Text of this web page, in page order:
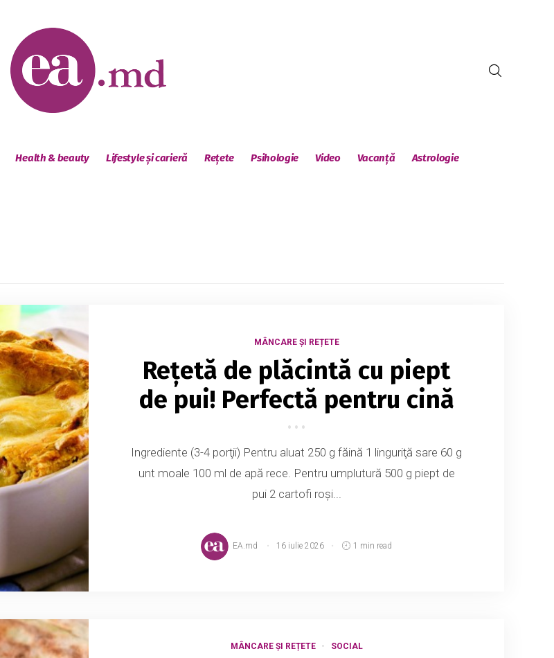
Health & beauty Lifestyle și carieră Rețete Psihologie Video Vacanță Astrologie
MÂNCARE ȘI REȚETE
Rețetă de plăcintă cu piept
de pui! Perfectă pentru cină
Ingrediente (3-4 porţii) Pentru aluat 250 g făină 1 linguriţă sare 60 g
unt moale 100 ml de apă rece. Pentru umplutură 500 g piept de
pui 2 cartofi roşi...
EA.md 16 iulie 2026 1 min read
MÂNCARE ȘI REȚETE SOCIAL